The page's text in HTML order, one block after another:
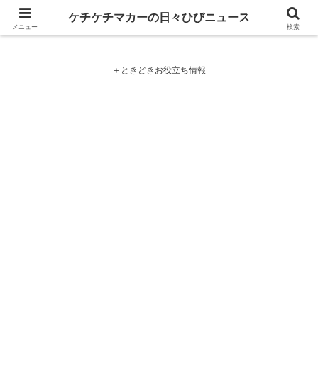
ケチケチマカーの日々ひびニュース
＋ときどきお役立ち情報
メニュー
ケチケチマカーの日々ひびニュース
検索